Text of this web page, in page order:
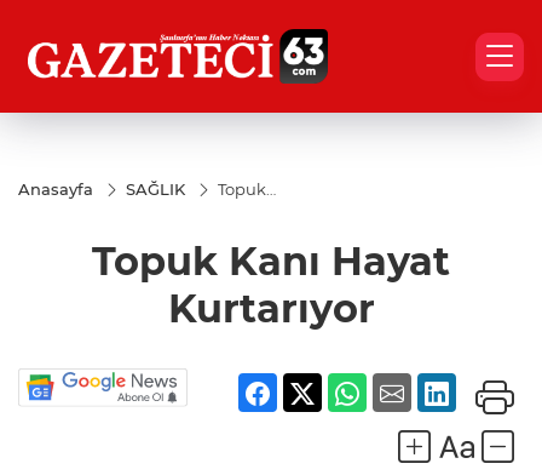
Anasayfa SAĞLIK
Topuk
Kurtarıyor
Topuk Kanı Hayat
Kurtarıyor